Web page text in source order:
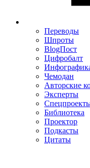
Переводы
Шпроты
BlogПост
Цифробалт
Чемодан
Авторские
Эксперты
Библиотека
Проектор
Подкасты
Цитаты